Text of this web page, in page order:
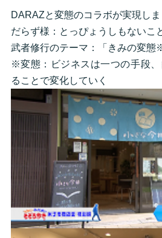
DARAZと変態のコラボが実現しま
だらず様：とっぴょうしもないこ
武者修行のテーマ：「きみの変態
※変態：ビジネスは一つの手段
ることで変化していく